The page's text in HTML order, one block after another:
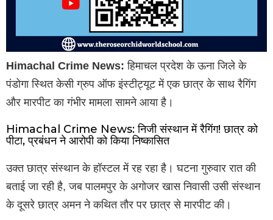
Himachal Crime News: हिमाचल प्रदेश के ऊना जिले के
पंडोगा स्थित केसी ग्रुप ऑफ इंस्टीट्यूट में एक छात्र के साथ रैगिंग
और मारपीट का गंभीर मामला सामने आया है।
Himachal Crime News: निजी संस्थान में रैगिंग! छात्र को
पीटा, प्रबंधन ने आरोपी को किया निष्कासित
उक्त छात्र संस्थान के हॉस्टल में रह रहा है। घटना गुरुवार रात की
बताई जा रही है, जब पालमपुर के अगोजर खास निवासी उसी संस्थान
के दूसरे छात्र अमन ने कथित तौर पर छात्र से मारपीट की।